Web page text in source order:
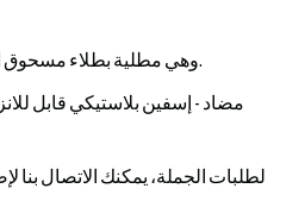
وهي مطلية بطلاء مسحوق الإيبوكسي الكهروستاتيكي.
مضاد - إسفين بلاستيكي قابل
لطلبات الجملة، يمكنك الاتصال بنا